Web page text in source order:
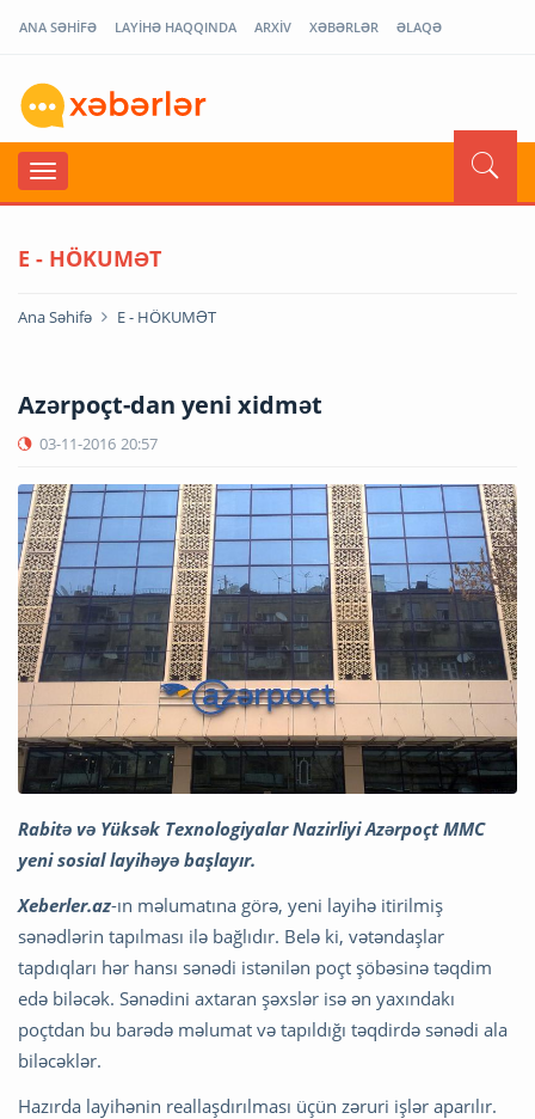
ANA SƏHİFƏ LAYİHƏ HAQQINDA ARXİV XƏBƏRLƏR ƏLAQƏ
E - HÖKUMƏT
Ana Səhifə E - HÖKUMƏT
Azərpoçt-dan yeni xidmət
03-11-2016 20:57
Rabitə və Yüksək Texnologiyalar Nazirliyi Azərpoçt MMC
yeni sosial layihəyə başlayır.
Xeberler.az-ın məlumatına görə, yeni layihə itirilmiş
sənədlərin tapılması ilə bağlıdır. Belə ki, vətəndaşlar
tapdıqları hər hansı sənədi istənilən poçt şöbəsinə təqdim
edə biləcək. Sənədini axtaran şəxslər isə ən yaxındakı
poçtdan bu barədə məlumat və tapıldığı təqdirdə sənədi ala
biləcəklər.
Hazırda layihənin reallaşdırılması üçün zəruri işlər aparılır.